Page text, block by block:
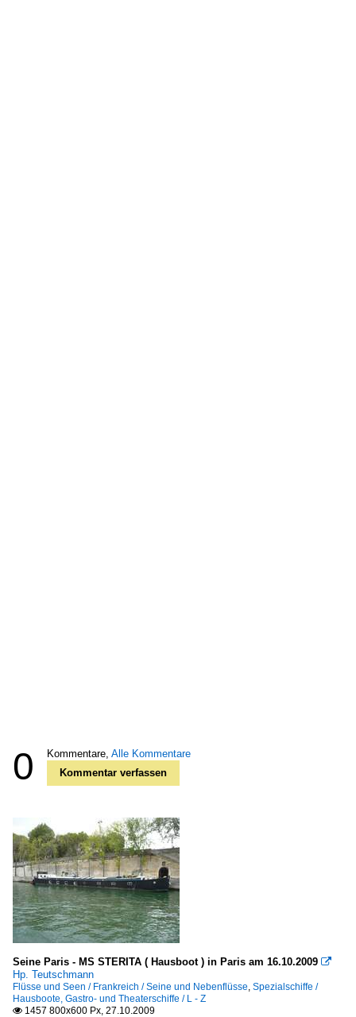
0 Kommentare, Alle Kommentare
Kommentar verfassen
Seine Paris - MS STERITA ( Hausboot ) in Paris am 16.10.2009 
Hp. Teutschmann
Flüsse und Seen / Frankreich / Seine und Nebenflüsse, Spezialschiffe /
Hausboote, Gastro- und Theaterschiffe / L - Z
 1457 800x600 Px, 27.10.2009